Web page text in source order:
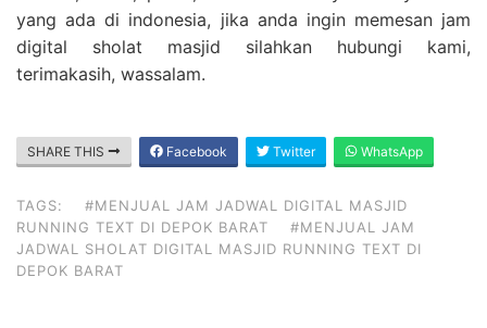
yang ada di indonesia, jika anda ingin memesan jam
digital sholat masjid silahkan hubungi kami,
terimakasih, wassalam.
SHARE THIS Facebook Twitter WhatsApp
TAGS:
#MENJUAL JAM JADWAL DIGITAL MASJID
RUNNING TEXT DI DEPOK BARAT
#MENJUAL JAM
JADWAL SHOLAT DIGITAL MASJID RUNNING TEXT DI
DEPOK BARAT